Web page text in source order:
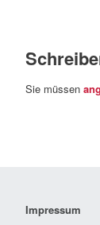
Sie müssen
Impressum